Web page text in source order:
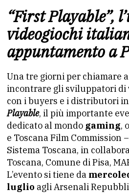
“First Playable”,
videogiochi
appuntamento a
Una tre giorni per chiamare
incontrare gli sviluppatori di
con i buyers e i distributori
Playable, il più importante
dedicato al mondo gaming,
e Toscana Film Commission
Sistema Toscana, in
Toscana, Comune di Pisa,
L’evento si tiene da
luglio agli Arsenali